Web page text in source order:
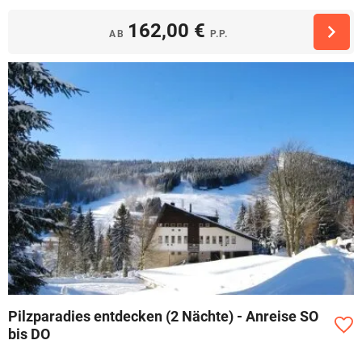
AB 162,00 € P.P.
Pilzparadies entdecken (2 Nächte) - Anreise SO
bis DO